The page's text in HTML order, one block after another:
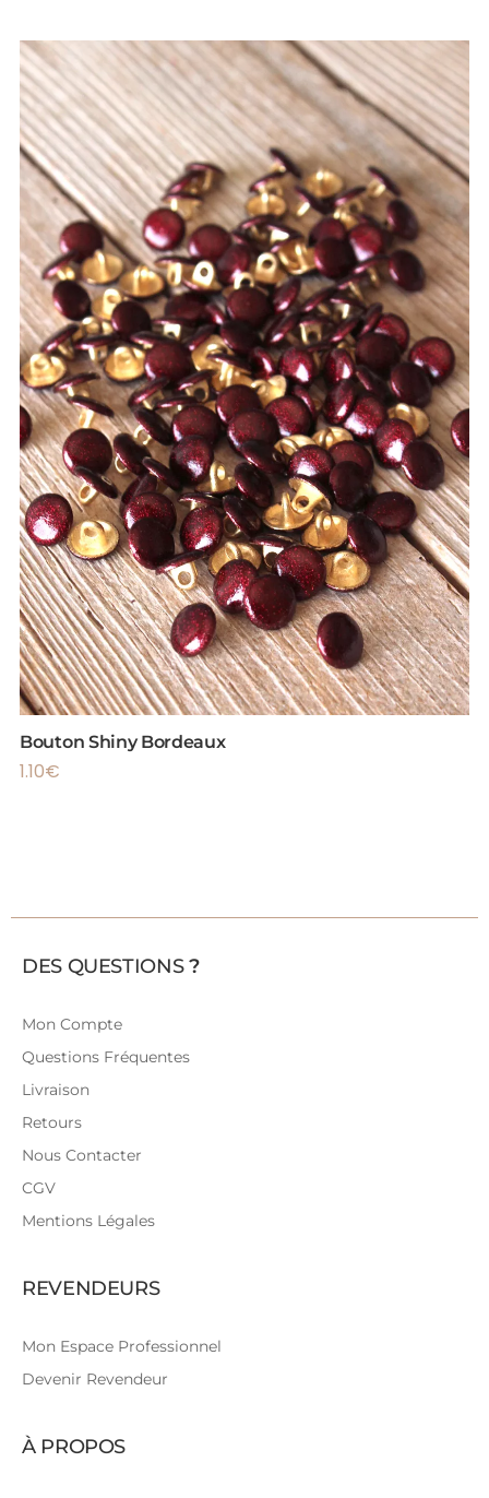
Bouton Shiny Bordeaux
1.10€
DES QUESTIONS?
Mon Compte
Questions Fréquentes
Livraison
Retours
Nous Contacter
CGV
Mentions Légales
REVENDEURS
Mon Espace Professionnel
Devenir Revendeur
À PROPOS